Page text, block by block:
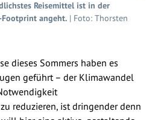
Reisemittel ist in der
Footprint angeht. | Foto: Thorsten
dieses Sommers haben es
geführt – der Klimawandel
reduzieren, ist dringender denn